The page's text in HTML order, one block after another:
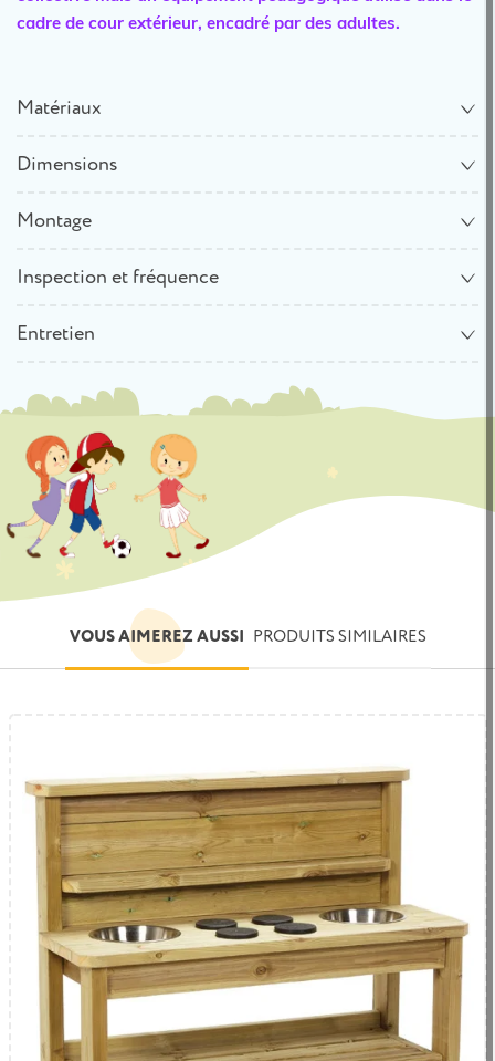
cadre de cour extérieur, encadré par des adultes.
Matériaux
Dimensions
Montage
Inspection et fréquence
Entretien
VOUS AIMEREZ AUSSI PRODUITS SIMILAIRES